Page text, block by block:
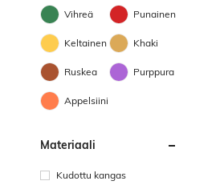
Vihreä Punainen
Keltainen Khaki
Ruskea Purppura
Appelsiini
Materiaali
Kudottu kangas